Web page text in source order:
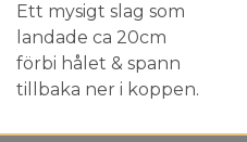
Ett mysigt slag som
landade ca 20cm
förbi hålet & spann
tillbaka ner i koppen.